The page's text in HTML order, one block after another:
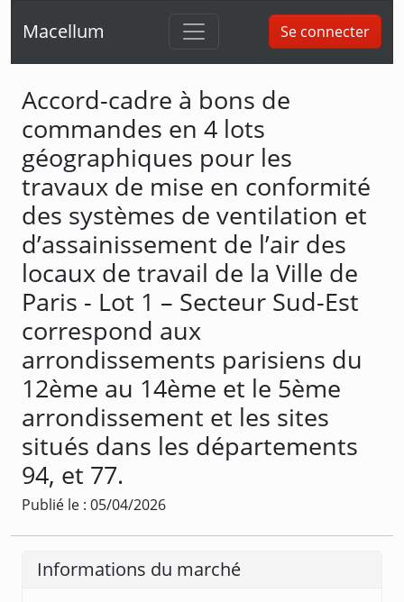
Macellum Se connecter
Accord-cadre à bons de
commandes en 4 lots
géographiques pour les
travaux de mise en conformité
des systèmes de ventilation et
d’assainissement de l’air des
locaux de travail de la Ville de
Paris - Lot 1 – Secteur Sud-Est
correspond aux
arrondissements parisiens du
12ème au 14ème et le 5ème
arrondissement et les sites
situés dans les départements
94, et 77.
Publié le : 05/04/2026
Informations du marché